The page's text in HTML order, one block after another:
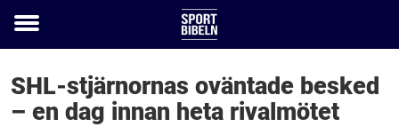
Toggle
SHL-stjärnornas oväntade besked
– en dag innan heta rivalmötet